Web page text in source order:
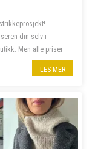
din selv i
Men alle priser
LES MER